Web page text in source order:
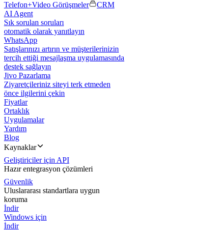
Telefon+Video Görüşmeler
CRM
AI Agent
Sık sorulan soruları
otomatik olarak yanıtlayın
WhatsApp
Satışlarınızı artırın ve müşterilerinizin
tercih ettiği mesajlaşma uygulamasında
destek sağlayın
Jivo Pazarlama
Ziyaretçileriniz siteyi terk etmeden
önce ilgilerini çekin
Fiyatlar
Ortaklık
Uygulamalar
Yardım
Blog
Kaynaklar
Geliştiriciler için API
Hazır entegrasyon çözümleri
Güvenlik
Uluslararası standartlara uygun
koruma
İndir
Windows için
İndir